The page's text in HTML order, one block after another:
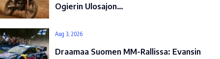
Ogierin Ulosajon…
Aug 3, 2026
Draamaa Suomen MM-Rallissa: Evansin